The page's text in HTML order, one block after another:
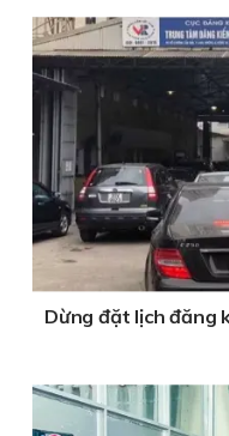
Dừng đặt lịch đăng